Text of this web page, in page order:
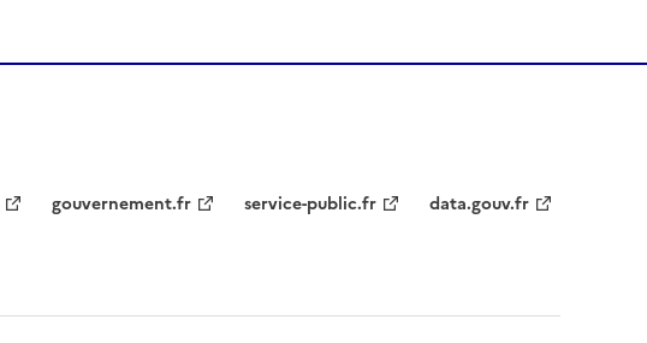
gouvernement.fr service-public.fr data.gouv.fr